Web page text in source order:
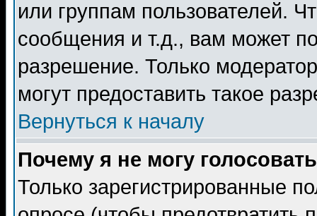
или группам пользователей.
сообщения и т.д., вам может
разрешение. Только
могут предоставить такое
Вернуться к началу
Почему я не могу
Только зарегистрированные